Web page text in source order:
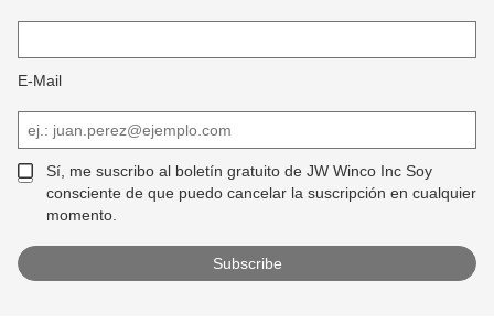
E-Mail
Sí, me suscribo al boletín gratuito de JW Winco Inc Soy
consciente de que puedo cancelar la suscripción en cualquier
momento.